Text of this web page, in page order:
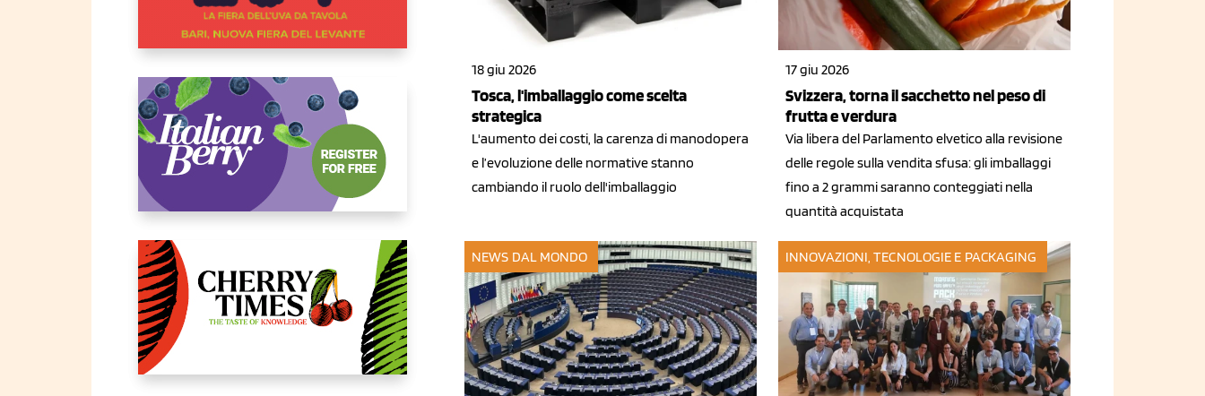
18 giu 2026
Tosca, l'imballaggio come scelta
strategica
L'aumento dei costi, la carenza di manodopera
e l’evoluzione delle normative stanno
cambiando il ruolo dell'imballaggio
17 giu 2026
Svizzera, torna il sacchetto nel peso di
frutta e verdura
Via libera del Parlamento elvetico alla revisione
delle regole sulla vendita sfusa: gli imballaggi
fino a 2 grammi saranno conteggiati nella
quantità acquistata
NEWS DAL MONDO INNOVAZIONI, TECNOLOGIE E PACKAGING